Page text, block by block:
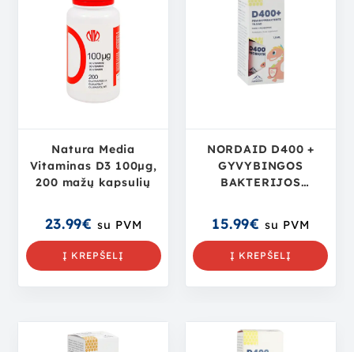
Natura Media
Vitaminas D3 100µg,
200 mažų kapsulių
23.99€ su PVM
Į KREPŠELĮ
NORDAID D400 +
GYVYBINGOS
BAKTERIJOS
vaikams, 7,5 ml.
15.99€ su PVM
Į KREPŠELĮ